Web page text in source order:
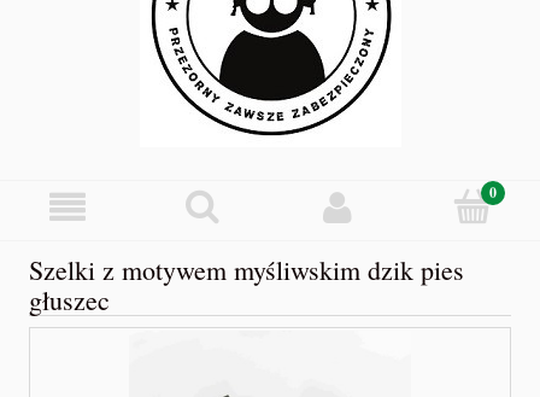
Szelki z motywem myśliwskim dzik pies
głuszec